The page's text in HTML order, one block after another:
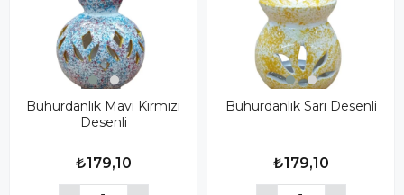
Buhurdanlık Mavi Kırmızı
Desenli
₺179,10
Buhurdanlık Sarı Desenli
₺179,10